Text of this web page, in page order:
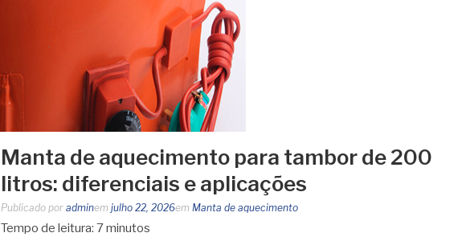
Manta de aquecimento para tambor de 200
litros: diferenciais e aplicações
Publicado por adminem julho 22, 2026em Manta de aquecimento
Tempo de leitura: 7minutos